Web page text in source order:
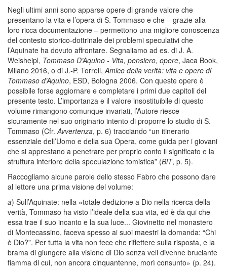
Negli ultimi anni sono apparse opere di grande valore che
presentano la vita e l’opera di S. Tommaso e che – grazie alla
loro ricca documentazione – permettono una migliore conoscenza
del contesto storico-dottrinale dei problemi speculativi che
l’Aquinate ha dovuto affrontare. Segnaliamo ad es. di J. A.
Weisheipl, Tommaso D’Aquino - Vita, pensiero, opere, Jaca Book,
Milano 2016, o di J.-P. Torrell,Amico della verità: vita e opere di
Tommaso d’Aquino, ESD, Bologna 2006. Con queste opere è
possibile forse aggiornare e completare i primi due capitoli del
presente testo. L’importanza e il valore insostituibile di questo
volume rimangono comunque invariati, l’Autore riesce
sicuramente nel suo originario intento di proporre lo studio di S.
Tommaso (Cfr.Avvertenza, p. 6) tracciando “un itinerario
essenziale dell’Uomo e della sua Opera, come guida per i giovani
che si apprestano a penetrare per proprio conto il significato e la
struttura interiore della speculazione tomistica” (BiT, p. 5).
Raccogliamo alcune parole dello stesso Fabro che possono dare
al lettore una prima visione del volume:
a) Sull’Aquinate: nella «totale dedizione a Dio nella ricerca della
verità, Tommaso ha visto l’ideale della sua vita, ed è da qui che
essa trae il suo incanto e la sua luce... Giovinetto nel monastero
di Montecassino, faceva spesso ai suoi maestri la domanda: “Chi
è Dio?”. Per tutta la vita non fece che riflettere sulla risposta, e la
brama di giungere alla visione di Dio senza veli divenne bruciante
fiamma di cui, non ancora cinquantenne, morì consunto» (p. 24).